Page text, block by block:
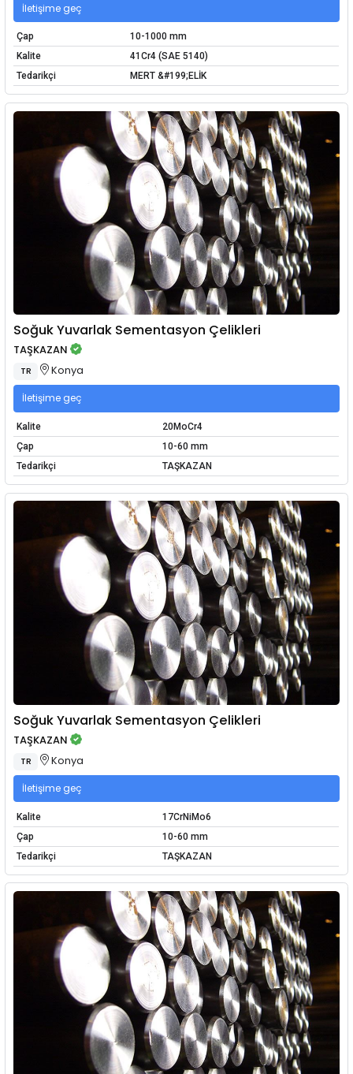
İletişime geç
Çap
10-1000 mm
Kalite
41Cr4 (SAE 5140)
Tedarikçi
MERT &#199;ELİK
Soğuk Yuvarlak Sementasyon Çelikleri
TAŞKAZAN
TR Konya
İletişime geç
Kalite
20MoCr4
Çap
10-60 mm
Tedarikçi
TAŞKAZAN
Soğuk Yuvarlak Sementasyon Çelikleri
TAŞKAZAN
TR Konya
İletişime geç
Kalite
17CrNiMo6
Çap
10-60 mm
Tedarikçi
TAŞKAZAN